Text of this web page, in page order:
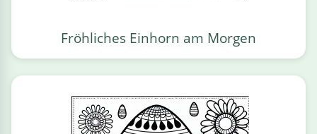
Fröhliches Einhorn am Morgen